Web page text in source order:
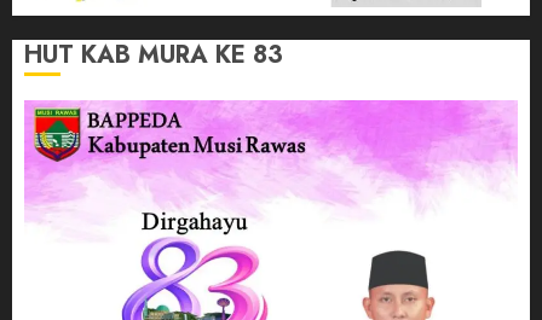
HUT KAB MURA KE 83